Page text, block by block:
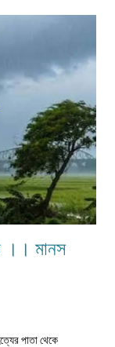
খামতি রাখেননি।
করেছে। তাদের জীবন
পাঁচটি ছেলেমেয়ের
।। মানস
পাতা থেকে